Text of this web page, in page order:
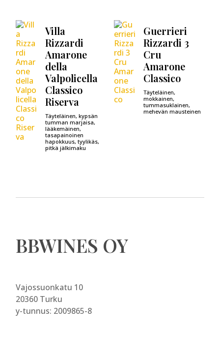
Villa
Rizzardi
Amarone
della
Valpolicella
Classico
Riserva
Täyteläinen, kypsän
tumman marjaisa,
lääkemäinen,
tasapainoinen
hapokkuus, tyylikäs,
pitkä jälkimaku
Guerrieri
Rizzardi 3
Cru
Amarone
Classico
Täyteläinen,
mokkainen,
tummasuklainen,
mehevän mausteinen
BBWINES OY
Vajossuonkatu 10
20360 Turku
y-tunnus: 2009865-8